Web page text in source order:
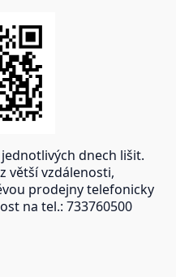
dnech lišit.
větší vzdálenosti,
prodejny telefonicky
na tel.: 733760500